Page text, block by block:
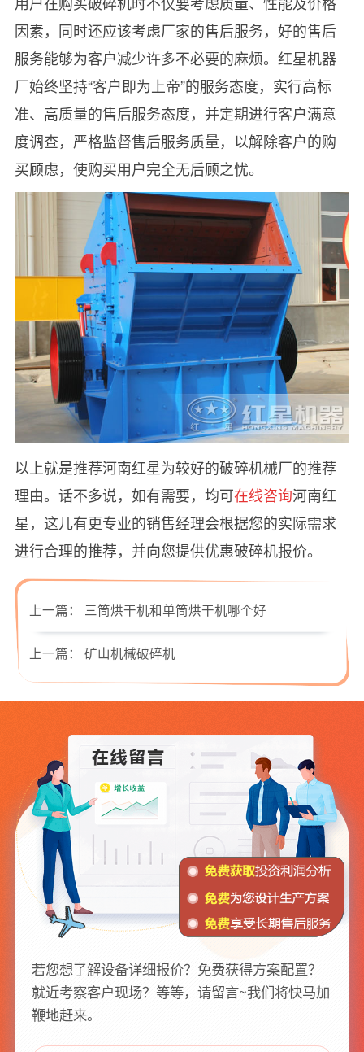
因素，同时还应该考虑厂家的售后服务，好的售后
服务能够为客户减少许多不必要的麻烦。红星机器
厂始终坚持“客户即为上帝”的服务态度，实行高标
准、高质量的售后服务态度，并定期进行客户满意
度调查，严格监督售后服务质量，以解除客户的购
买顾虑，使购买用户完全无后顾之忧。
以上就是推荐河南红星为较好的破碎机械厂的推荐
理由。话不多说，如有需要，均可在线咨询河南红
星，这儿有更专业的销售经理会根据您的实际需求
进行合理的推荐，并向您提供优惠破碎机报价。
上一篇： 三筒烘干机和单筒烘干机哪个好
上一篇： 矿山机械破碎机
若您想了解设备详细报价？免费获得方案配置？
就近考察客户现场？等等，请留言~我们将快马加
鞭地赶来。